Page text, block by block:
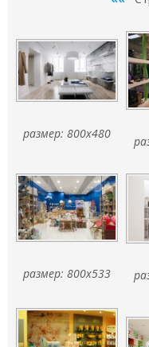
размер: 800x480
размер: 800x533